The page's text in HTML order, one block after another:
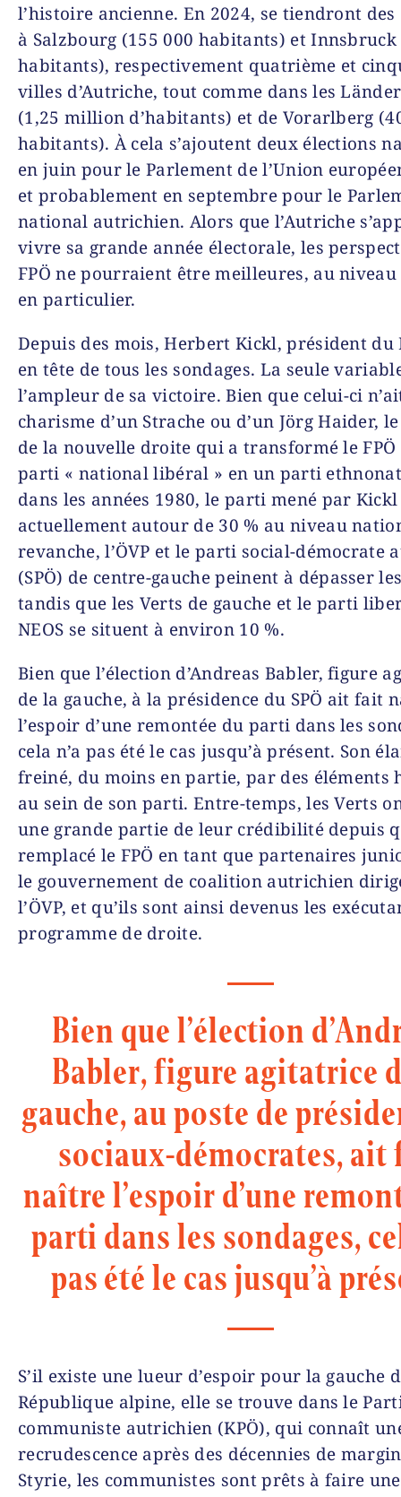
l’histoire ancienne. En 2024, se tiendront
à Salzbourg (155 000 habitants) et Innsbruck
habitants), respectivement quatrième et
villes d’Autriche, tout comme dans les
(1,25 million d’habitants) et de Vorarlberg
habitants). À cela s’ajoutent deux élections
en juin pour le Parlement de l’Union
et probablement en septembre pour le
national autrichien. Alors que l’Autriche
vivre sa grande année électorale, les
FPÖ ne pourraient être meilleures, au
en particulier.
Depuis des mois, Herbert Kickl, président du
en tête de tous les sondages. La seule
l’ampleur de sa victoire. Bien que celui-ci
charisme d’un Strache ou d’un Jörg Haider,
de la nouvelle droite qui a transformé le FPÖ
parti « national libéral » en un parti
dans les années 1980, le parti mené par
actuellement autour de 30 % au niveau
revanche, l’ÖVP et le parti social-démocrate
(SPÖ) de centre-gauche peinent à dépasser
tandis que les Verts de gauche et le parti
NEOS se situent à environ 10 %.
Bien que l’élection d’Andreas Babler, figure
de la gauche, à la présidence du SPÖ ait fait
l’espoir d’une remontée du parti dans les
cela n’a pas été le cas jusqu’à présent. Son
freiné, du moins en partie, par des éléments
au sein de son parti. Entre-temps, les Verts
une grande partie de leur crédibilité depuis
remplacé le FPÖ en tant que partenaires
le gouvernement de coalition autrichien
l’ÖVP, et qu’ils sont ainsi devenus les
programme de droite.
Bien que l’élection
Babler, figure agitatrice
gauche, au poste de
sociaux-démocrates,
naître l’espoir d’une
parti dans les sondages,
pas été le cas jusqu’à
S’il existe une lueur d’espoir pour la gauche
République alpine, elle se trouve dans le
communiste autrichien (KPÖ), qui connaît
recrudescence après des décennies de
Styrie, les communistes sont prêts à faire